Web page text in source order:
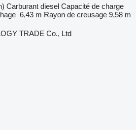
Carburant diesel Capacité de charge
6,43 m Rayon de creusage 9,58 m
TRADE Co., Ltd